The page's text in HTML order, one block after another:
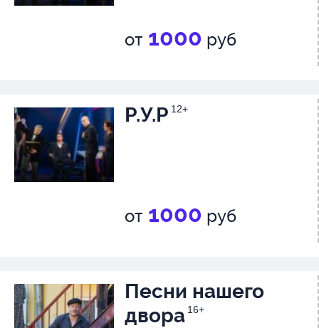
от 1000 руб
Р.У.Р 12+
от 1000 руб
Песни нашего
двора 16+